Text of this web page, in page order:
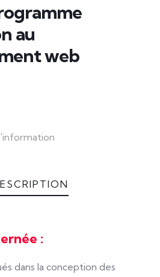
au
web
:
dans la conception des